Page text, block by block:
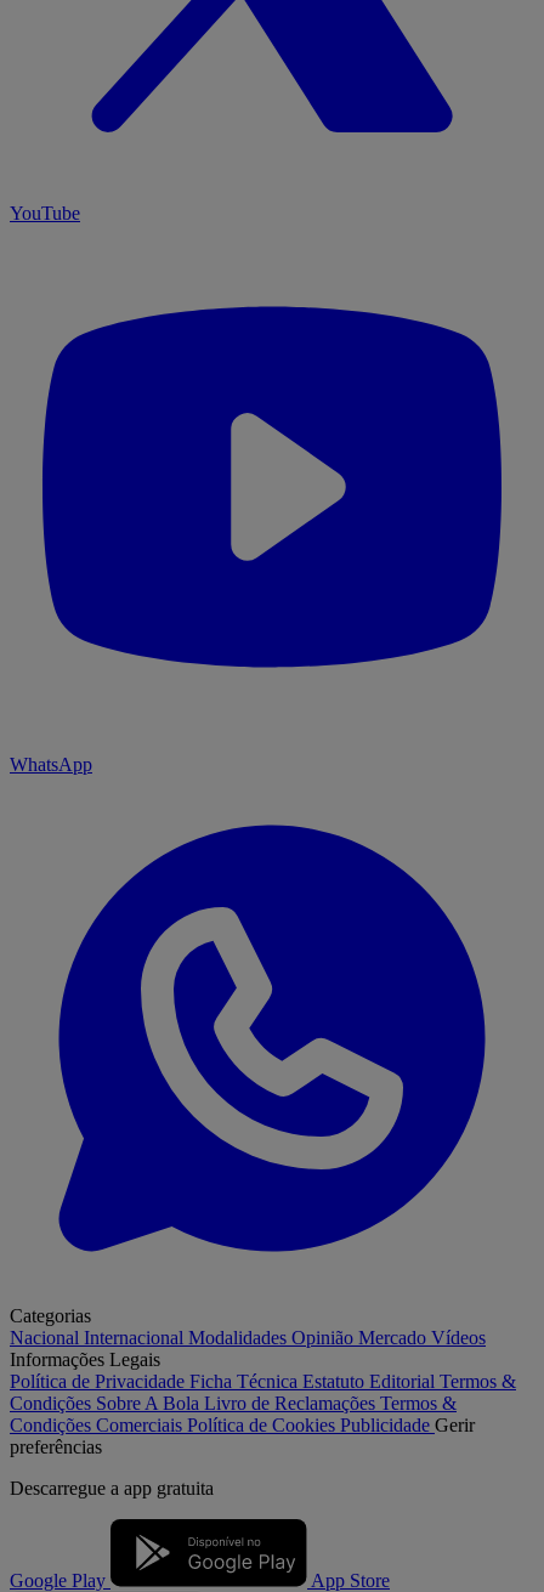
YouTube
WhatsApp
Categorias
Nacional Internacional Modalidades Opinião Mercado Vídeos
Informações Legais
Política de Privacidade Ficha Técnica Estatuto Editorial Termos &
Condições Sobre A Bola Livro de Reclamações Termos &
Condições Comerciais Política de Cookies Publicidade Gerir
preferências
Descarregue a app gratuita
Google Play App Store